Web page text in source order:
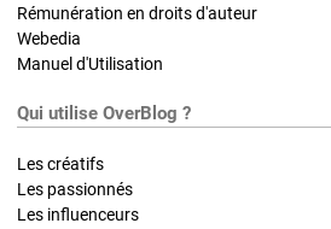
Rémunération en droits d'auteur
Webedia
Manuel d'Utilisation
Qui utilise OverBlog ?
Les créatifs
Les passionnés
Les influenceurs